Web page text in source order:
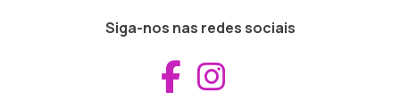
Siga-nos nas redes sociais
Aceder ao